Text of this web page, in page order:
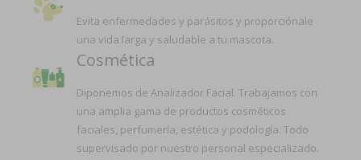
Evita enfermedades y parásitos y proporciónale
una vida larga y saludable a tu mascota.
Cosmética
Diponemos de Analizador Facial. Trabajamos con
una amplia gama de productos cosméticos
faciales, perfumería, estética y podología. Todo
supervisado por nuestro personal especializado.